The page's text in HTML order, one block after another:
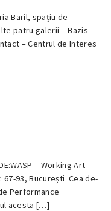
Baril, spațiu de
patru galerii – Bazis
– Centrul de Interes
– Working Art
67-93, București Cea de-
Performance
acesta […]